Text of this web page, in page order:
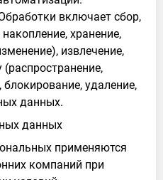
включает сбор,
хранение,
извлечение,
(распространение,
блокирование, удаление,
данных.
данных
применяются
компаний при